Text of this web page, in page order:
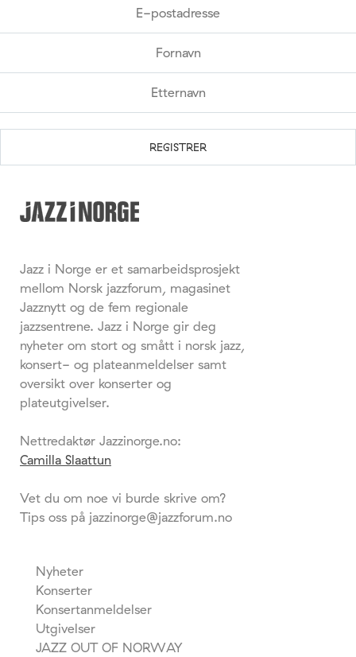
Jazz i Norge er et samarbeidsprosjekt
mellom Norsk jazzforum, magasinet
Jazznytt og de fem regionale
jazzsentrene. Jazz i Norge gir deg
nyheter om stort og smått i norsk jazz,
konsert- og plateanmeldelser samt
oversikt over konserter og
plateutgivelser.
Nettredaktør Jazzinorge.no:
Camilla Slaattun
Vet du om noe vi burde skrive om?
Tips oss på jazzinorge@jazzforum.no
Nyheter
Konserter
Konsertanmeldelser
Utgivelser
JAZZ OUT OF NORWAY